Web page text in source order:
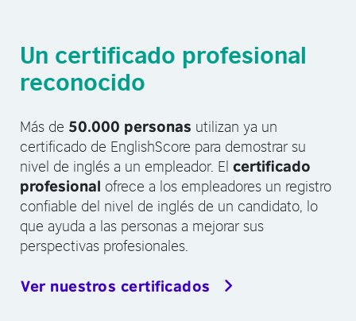
Un certificado profesional
reconocido
Más de 50.000 personas utilizan ya un
certificado de EnglishScore para demostrar su
nivel de inglés a un empleador. El certificado
profesional ofrece a los empleadores un registro
confiable del nivel de inglés de un candidato, lo
que ayuda a las personas a mejorar sus
perspectivas profesionales.
Ver nuestros certificados